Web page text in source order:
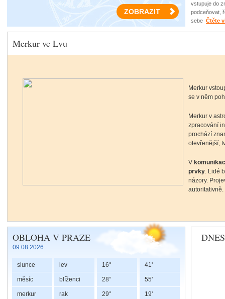
vstupuje do
podceňovat,
sebe Čtěte
Merkur ve Lvu
Merkur
se v něm
Merkur v
zpracování
prochází
otevřenější,
V
prvky. Lidé
názory.
autoritativně.
Retrográdní Chiron v Býku a Beranu
V řecké mytologii byl Chiron
lékařství, hudbu, lov i věštění.
nebylo možné zcela vyléčit.
OBLOHA V PRAZE
09.08.2026
slunce lev 16° 41'
měsíc blíženci 28° 55'
merkur rak 29° 19'